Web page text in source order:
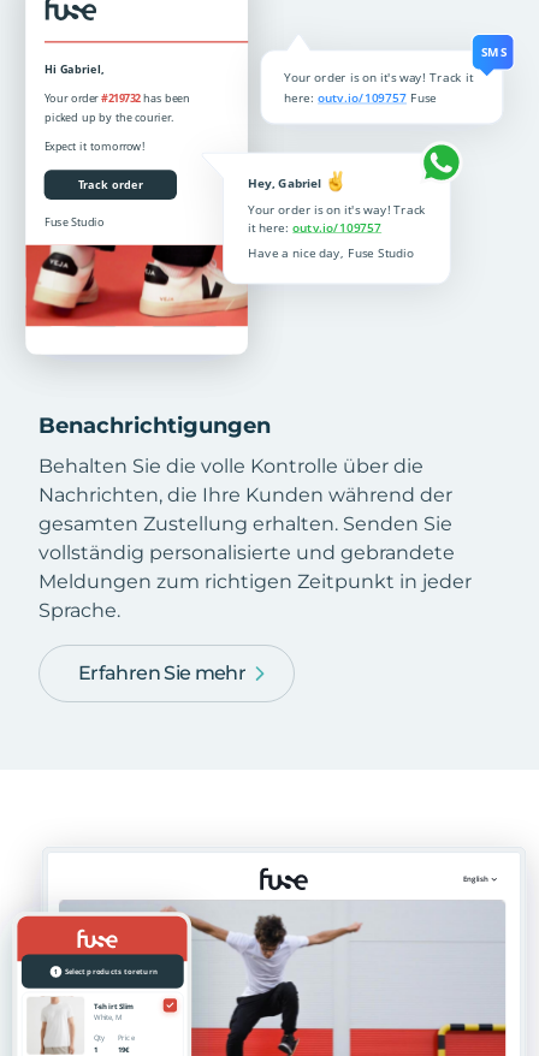
Benachrichtigungen
Behalten Sie die volle Kontrolle über die
Nachrichten, die Ihre Kunden während der
gesamten Zustellung erhalten. Senden Sie
vollständig personalisierte und gebrandete
Meldungen zum richtigen Zeitpunkt in jeder
Sprache.
Erfahren Sie mehr